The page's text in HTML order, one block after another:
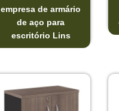
empresa de armário
de aço para
escritório Lins